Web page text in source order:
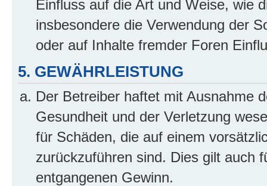
Einfluss auf die Art und Weise, wie
insbesondere die Verwendung der
oder auf Inhalte fremder Foren
5. GEWÄHRLEISTUNG
Der Betreiber haftet mit Ausnahme
Gesundheit und der Verletzung
für Schäden, die auf einem
zurückzuführen sind. Dies gilt auch
entgangenen Gewinn.